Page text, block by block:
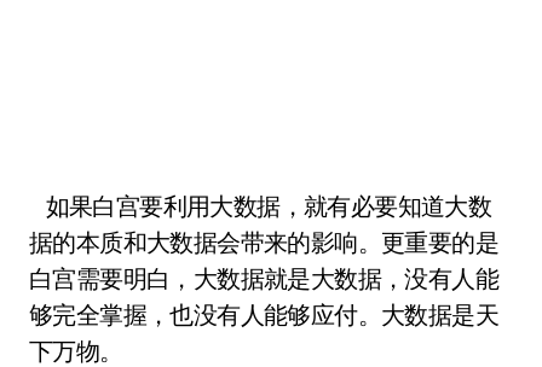
如果白宫要利用大数据，就有必要知道大数
据的本质和大数据会带来的影响。更重要的是
白宫需要明白，大数据就是大数据，没有人能
够完全掌握，也没有人能够应付。大数据是天
下万物。